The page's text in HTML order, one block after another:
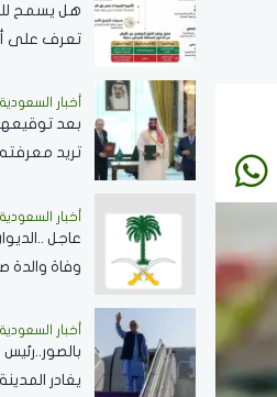
هل يسمح
تعرف على
أخبار السعودية
بعد
تريد
ودورها في
والردع
أخبار السعودية
عاجل
وفاة والدة
جلوي آل
أخبار السعودية
بالصور..رئيس
يغادر